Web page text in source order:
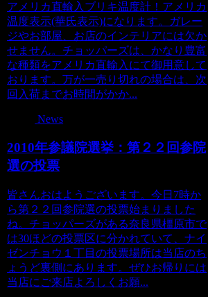
アメリカ直輸入ブリキ温度計！アメリカ
温度表示(華氏表示)になります。ガレー
ジやお部屋、お店のインテリアには欠か
せません。チョッパーズは、かなり豊富
な種類をアメリカ直輸入にて御用意して
おります。万が一売り切れの場合は、次
回入荷までお時間がかか...
News
2010年参議院選挙：第２２回参院
選の投票
皆さんおはようございます。今日7時か
ら第２２回参院選の投票始まりました
ね。チョッパーズがある奈良県橿原市で
は30ほどの投票区に分かれていて、ナイ
ゼンチョウ１丁目の投票場所は当店のち
ょうど裏側にあります。ぜひお帰りには
当店にご来店よろしくお願...